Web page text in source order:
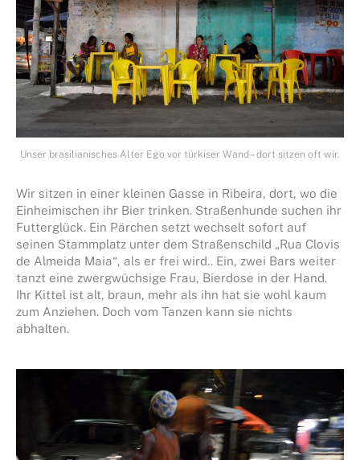
Unser brasilianisches Alter Ego vor türkiser Wand – dort sitzen oft wir.
Wir sitzen in einer kleinen Gasse in Ribeira, dort, wo die
Einheimischen ihr Bier trinken. Straßenhunde suchen ihr
Futterglück. Ein Pärchen setzt wechselt sofort auf
seinen Stammplatz unter dem Straßenschild „Rua Clovis
de Almeida Maia“, als er frei wird.. Ein, zwei Bars weiter
tanzt eine zwergwüchsige Frau, Bierdose in der Hand.
Ihr Kittel ist alt, braun, mehr als ihn hat sie wohl kaum
zum Anziehen. Doch vom Tanzen kann sie nichts
abhalten.